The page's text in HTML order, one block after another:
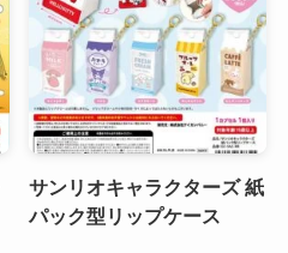
サンリオキャラクターズ 紙
パック型リップケース